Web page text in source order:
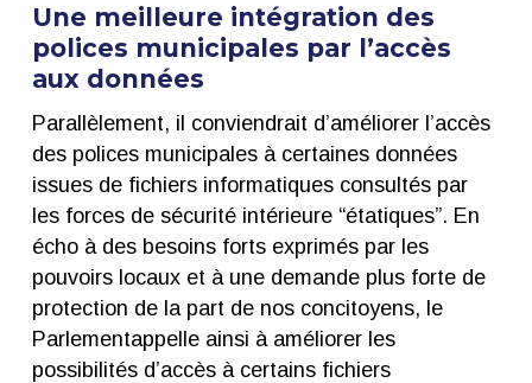
Une meilleure intégration des
polices municipales par l’accès
aux données
Parallèlement, il conviendrait d’améliorer l’accès
des polices municipales à certaines données
issues de fichiers informatiques consultés par
les forces de sécurité intérieure “étatiques”. En
écho à des besoins forts exprimés par les
pouvoirs locaux et à une demande plus forte de
protection de la part de nos concitoyens, le
Parlementappelle ainsi à améliorer les
possibilités d’accès à certains fichiers